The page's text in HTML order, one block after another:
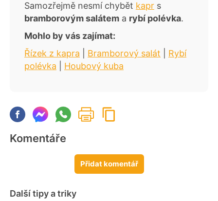
Samozřejmě nesmí chybět kapr s
bramborovým salátem a rybí polévka.
Mohlo by vás zajímat:
Řízek z kapra
Bramborový salát
Rybí
polévka
Houbový kuba
Komentáře
Přidat komentář
Další tipy a triky